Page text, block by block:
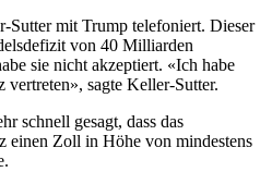
Sutter mit Trump telefoniert. Dieser
von 40 Milliarden
sie nicht akzeptiert. «Ich habe
vertreten», sagte Keller-Sutter.
schnell gesagt, dass das
einen Zoll in Höhe von mindestens